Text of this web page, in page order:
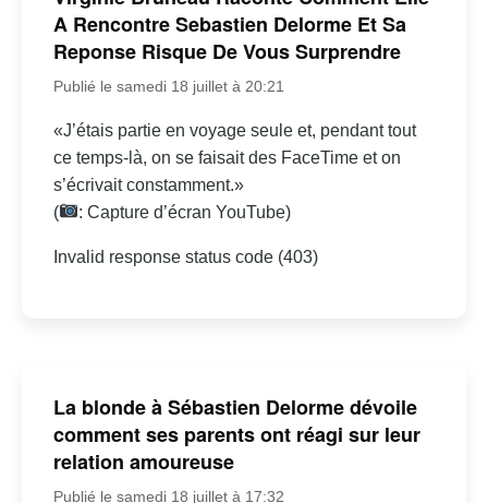
A Rencontre Sebastien Delorme Et Sa
Reponse Risque De Vous Surprendre
Publié le samedi 18 juillet à 20:21
«J’étais partie en voyage seule et, pendant tout
ce temps-là, on se faisait des FaceTime et on
s’écrivait constamment.»
(
: Capture d’écran YouTube)
Invalid response status code (403)
La blonde à Sébastien Delorme dévoile
comment ses parents ont réagi sur leur
relation amoureuse
Publié le samedi 18 juillet à 17:32